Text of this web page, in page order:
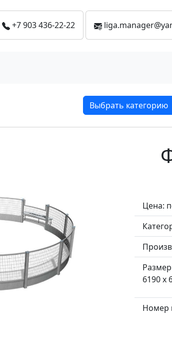
+7 903 436-22-22
Выбрать категорию
Цена:
6190 x
Номер